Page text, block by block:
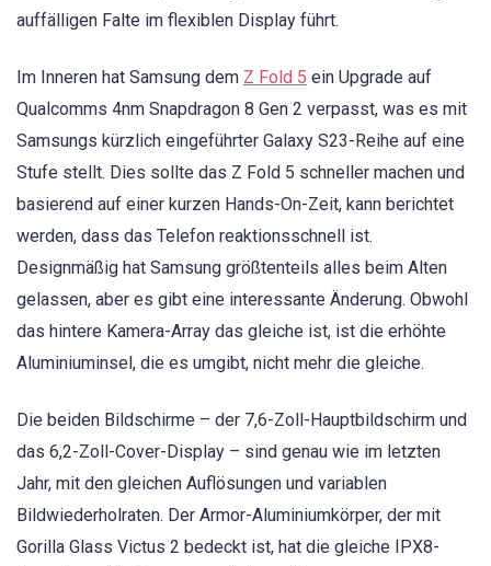
auffälligen Falte im flexiblen Display führt.
Im Inneren hat Samsung dem Z Fold 5 ein Upgrade auf
Qualcomms 4nm Snapdragon 8 Gen 2 verpasst, was es mit
Samsungs kürzlich eingeführter Galaxy S23-Reihe auf eine
Stufe stellt. Dies sollte das Z Fold 5 schneller machen und
basierend auf einer kurzen Hands-On-Zeit, kann berichtet
werden, dass das Telefon reaktionsschnell ist.
Designmäßig hat Samsung größtenteils alles beim Alten
gelassen, aber es gibt eine interessante Änderung. Obwohl
das hintere Kamera-Array das gleiche ist, ist die erhöhte
Aluminiuminsel, die es umgibt, nicht mehr die gleiche.
Die beiden Bildschirme – der 7,6-Zoll-Hauptbildschirm und
das 6,2-Zoll-Cover-Display – sind genau wie im letzten
Jahr, mit den gleichen Auflösungen und variablen
Bildwiederholraten. Der Armor-Aluminiumkörper, der mit
Gorilla Glass Victus 2 bedeckt ist, hat die gleiche IPX8-